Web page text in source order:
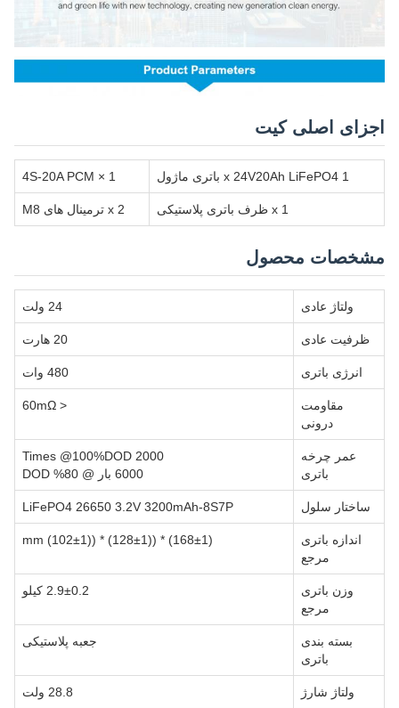
اجزای اصلی کیت
1 x 24V20Ah LiFePO4 باتری ماژول 1 × 4S-20A PCM
1 x ظرف باتری پلاستیکی 2 x ترمینال های M8
مشخصات محصول
ولتاژ عادی 24 ولت
ظرفیت عادی 20 هارت
انرژی باتری 480 وات
مقاومت
درونی
< 60mΩ
عمر چرخه
باتری
2000 Times @100%DOD
6000 بار @ 80% DOD
ساختار سلول LiFePO4 26650 3.2V 3200mAh-8S7P
اندازه باتری
مرجع
(168±1) * ((128±1) * ((102±1) mm
وزن باتری
مرجع
2.9±0.2 کیلو
بسته بندی
باتری
جعبه پلاستیکی
ولتاژ شارژ 28.8 ولت